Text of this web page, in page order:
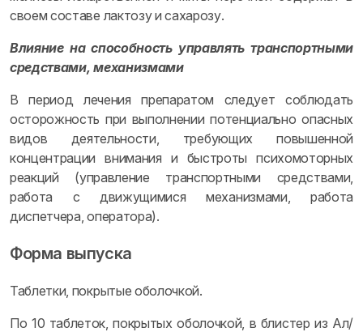
своем составе лактозу и сахарозу.
Влияние на способность управлять транспортными
средствами, механизмами
В период лечения препаратом следует соблюдать
осторожность при выполнении потенциально опасных
видов деятельности, требующих повышенной
концентрации внимания и быстроты психомоторных
реакций (управление транспортными средствами,
работа с движущимися механизмами, работа
диспетчера, оператора).
Форма выпуска
Таблетки, покрытые оболочкой.
По 10 таблеток, покрытых оболочкой, в блистер из Ал/